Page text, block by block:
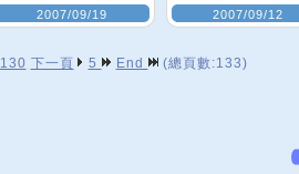
2007/09/19 2007/09/12
130 下一頁 5 End (總頁數:133)